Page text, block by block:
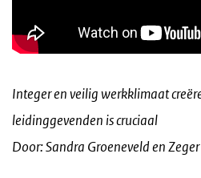
Integer en veilig werkklimaat
leidinggevenden is cruciaal
Door: Sandra Groeneveld en